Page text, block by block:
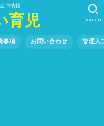
つ情報
育児
事項 お問い合わせ 管理人
SEARCH